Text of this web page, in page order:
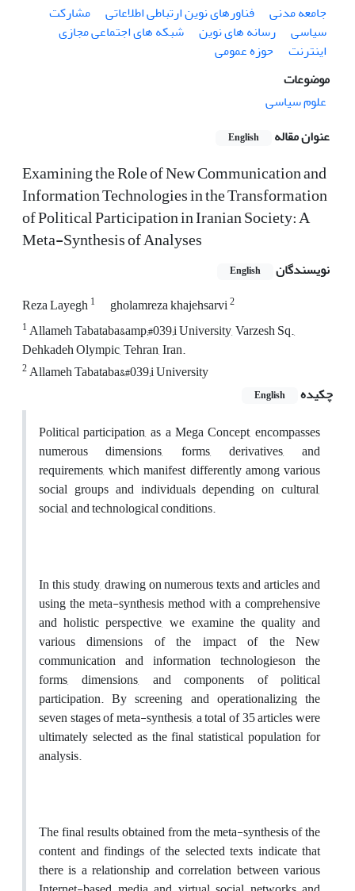
جامعه مدنی
فناورهای نوین ارتباطی اطلاعاتی
مشارکت
سیاسی
رسانه های نوین
شبکه های اجتماعی مجازی
اینترنت
حوزه عمومی
موضوعات
علوم سیاسی
عنوان مقاله
English
Examining the Role of New Communication and
Information Technologies in the Transformation
of Political Participation in Iranian Society: A
Meta-Synthesis of Analyses
نویسندگان English
Reza Layegh1 gholamreza khajehsarvi2
1Allameh Tabataba&amp;#039;i University, Varzesh Sq.,
Dehkadeh Olympic, Tehran, Iran.
2Allameh Tabataba&#039;i University
چکیده
English
Political participation, as a Mega Concept, encompasses
numerous dimensions, forms, derivatives, and
requirements, which manifest differently among various
social groups and individuals depending on cultural,
social, and technological conditions.
In this study, drawing on numerous texts and articles and
using the meta-synthesis method with a comprehensive
and holistic perspective, we examine the quality and
various dimensions of the impact of the New
communication and information technologieson the
forms, dimensions, and components of political
participation. By screening and operationalizing the
seven stages of meta-synthesis, a total of 35 articles were
ultimately selected as the final statistical population for
analysis.
The final results obtained from the meta-synthesis of the
content and findings of the selected texts indicate that
there is a relationship and correlation between various